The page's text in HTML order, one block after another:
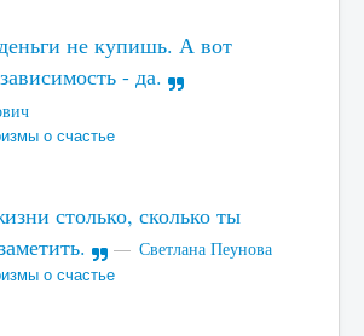
не купишь. А вот
- да.
о счастье
столько, сколько ты
Светлана Пеунова
о счастье